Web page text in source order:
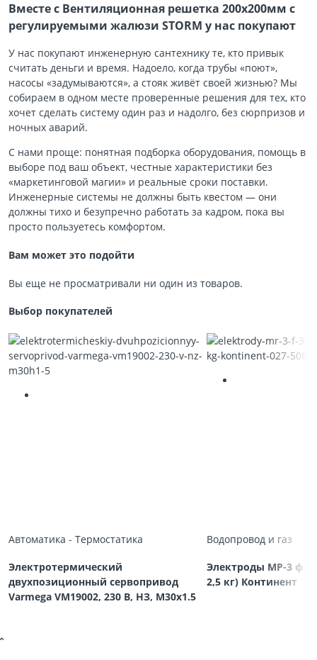
Вместе с Вентиляционная решетка 200х200мм с
регулируемыми жалюзи STORМ у нас покупают
У нас покупают инженерную сантехнику те, кто привык
считать деньги и время. Надоело, когда трубы «поют»,
насосы «задумываются», а стояк живёт своей жизнью? Мы
собираем в одном месте проверенные решения для тех, кто
хочет сделать систему один раз и надолго, без сюрпризов и
ночных аварий.
С нами проще: понятная подборка оборудования, помощь в
выборе под ваш объект, честные характеристики без
«маркетинговой магии» и реальные сроки поставки.
Инженерные системы не должны быть квестом — они
должны тихо и безупречно работать за кадром, пока вы
просто пользуетесь комфортом.
Вам может это подойти
Вы еще не просматривали ни один из товаров.
Выбор покупателей
Автоматика - Термостатика
Электротермический
двухпозиционный сервопривод
Varmega VM19002, 230 В, НЗ, M30х1.5
Водопровод и газ
Электроды МР-3 ф
2,5 кг) Континент